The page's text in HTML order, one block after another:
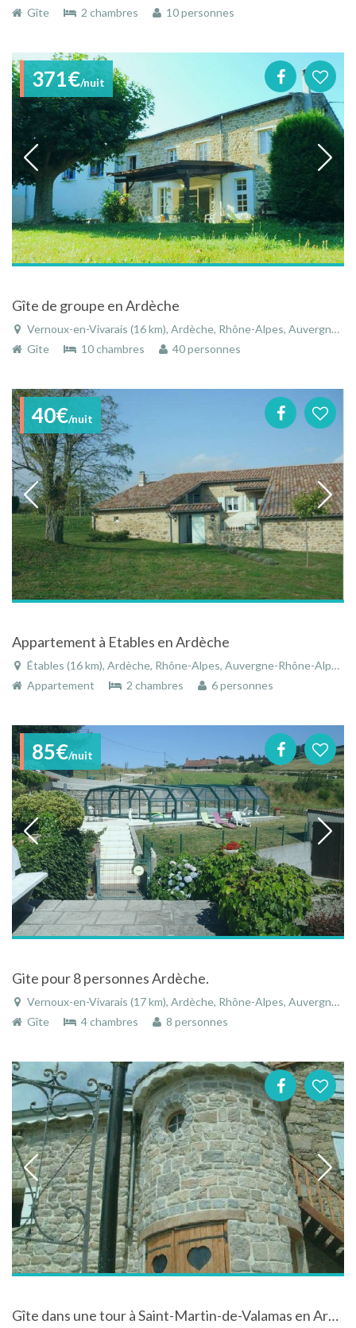
Gîte 2 chambres 10 personnes
371€/nuit
Gîte de groupe en Ardèche
Vernoux-en-Vivarais (16 km), Ardèche, Rhône-Alpes, Auvergne-Rhône-Alpes, France
Gîte
10 chambres 40 personnes
40€/nuit
Appartement à Etables en Ardèche
Étables (16 km), Ardèche, Rhône-Alpes, Auvergne-Rhône-Alpes, France
Appartement
2 chambres 6 personnes
85€/nuit
Gite pour 8 personnes Ardèche.
Vernoux-en-Vivarais (17 km), Ardèche, Rhône-Alpes, Auvergne-Rhône-Alpes, France
Gîte
4 chambres 8 personnes
Gîte dans une tour à Saint-Martin-de-Valamas en Ardèche en Rhône-Alpes